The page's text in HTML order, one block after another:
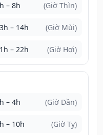
– 8h (Giờ Thìn)
– 14h (Giờ Mùi)
– 22h (Giờ Hợi)
– 4h (Giờ Dần)
– 10h (Giờ Tỵ)